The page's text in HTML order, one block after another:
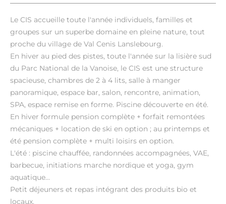
Le CIS accueille toute l'année individuels, familles et
groupes sur un superbe domaine en pleine nature, tout
proche du village de Val Cenis Lanslebourg.
En hiver au pied des pistes, toute l'année sur la lisière sud
du Parc National de la Vanoise, le CIS est une structure
spacieuse, chambres de 2 à 4 lits, salle à manger
panoramique, espace bar, salon, rencontre, animation,
SPA, espace remise en forme. Piscine découverte en été.
En hiver formule pension complète + forfait remontées
mécaniques + location de ski en option ; au printemps et
été pension complète + multi loisirs en option.
L'été : piscine chauffée, randonnées accompagnées, VAE,
barbecue, initiations marche nordique et yoga, gym
aquatique...
Petit déjeuners et repas intégrant des produits bio et
locaux.